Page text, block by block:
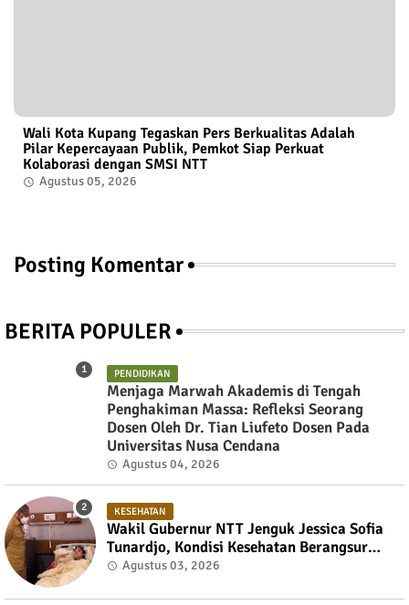
Wali Kota Kupang Tegaskan Pers Berkualitas Adalah
Pilar Kepercayaan Publik, Pemkot Siap Perkuat
Kolaborasi dengan SMSI NTT
Agustus 05, 2026
Posting Komentar
BERITA POPULER
PENDIDIKAN
Menjaga Marwah Akademis di Tengah
Penghakiman Massa: Refleksi Seorang
Dosen Oleh Dr. Tian Liufeto Dosen Pada
Universitas Nusa Cendana
Agustus 04, 2026
KESEHATAN
Wakil Gubernur NTT Jenguk Jessica Sofia
Tunardjo, Kondisi Kesehatan Berangsur
Membaik
Agustus 03, 2026